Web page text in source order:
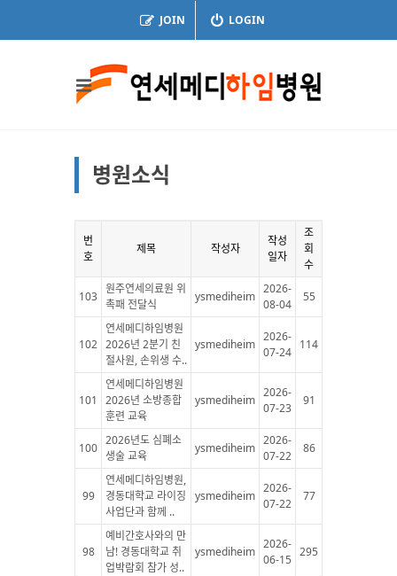
JOIN LOGIN
병원소식
번
호
제목 작성자
작성
일자
조
회
수
103
원주연세의료원 위
촉패 전달식
ysmediheim
2026-
08-04
55
102
연세메디하임병원
2026년 2분기 친
절사원, 손위생 수..
ysmediheim
2026-
07-24
114
101
연세메디하임병원
2026년 소방종합
훈련 교육
ysmediheim
2026-
07-23
91
100
2026년도 심폐소
생술 교육
ysmediheim
2026-
07-22
86
99
연세메디하임병원,
경동대학교 라이징
사업단과 함께 ..
ysmediheim
2026-
07-22
77
98
예비간호사와의 만
남! 경동대학교 취
업박람회 참가 성..
ysmediheim
2026-
06-15
295